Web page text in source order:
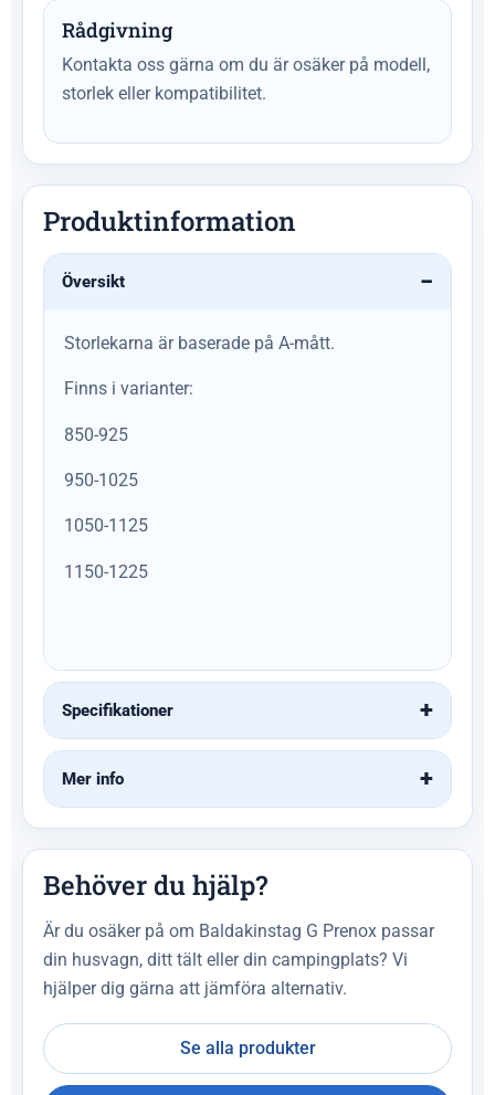
Rådgivning
Kontakta oss gärna om du är osäker på modell,
storlek eller kompatibilitet.
Produktinformation
Översikt
Storlekarna är baserade på A-mått.
Finns i varianter:
850-925
950-1025
1050-1125
1150-1225
Specifikationer
Mer info
Behöver du hjälp?
Är du osäker på om Baldakinstag G Prenox passar
din husvagn, ditt tält eller din campingplats? Vi
hjälper dig gärna att jämföra alternativ.
Se alla produkter